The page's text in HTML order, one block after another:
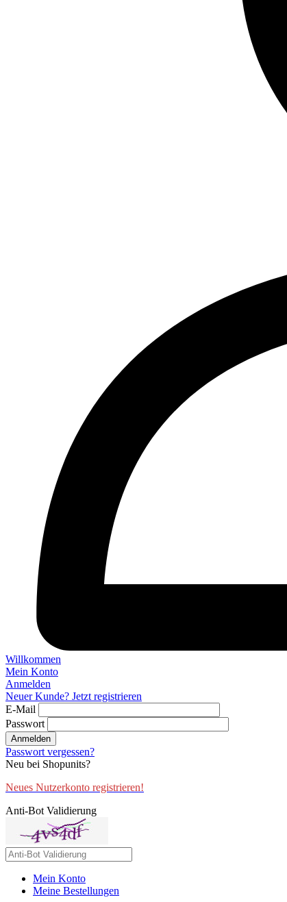
Willkommen
Mein Konto
Anmelden
Neuer Kunde? Jetzt registrieren
E-Mail
Passwort
Anmelden
Passwort vergessen?
Neu bei Shopunits?
Neues Nutzerkonto registrieren!
Anti-Bot Validierung
Mein Konto
Meine Bestellungen